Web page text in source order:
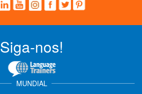
Siga-nos!
MUNDIAL